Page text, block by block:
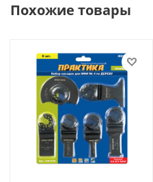
Похожие товары